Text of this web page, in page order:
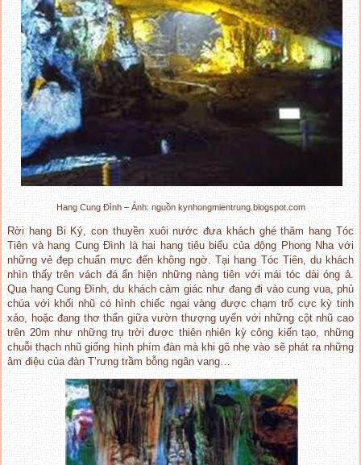
Hang Cung Đình – Ảnh: nguồn kynhongmientrung.blogspot.com
Rời hang Bi Ký, con thuyền xuôi nước đưa khách ghé thăm hang Tóc
Tiên và hang Cung Đình là hai hang tiêu biểu của động Phong Nha với
những vẻ đẹp chuẩn mực đến không ngờ. Tại hang Tóc Tiên, du khách
nhìn thấy trên vách đá ẩn hiện những nàng tiên với mái tóc dài óng ả.
Qua hang Cung Đình, du khách cảm giác như đang đi vào cung vua, phủ
chúa với khối nhũ có hình chiếc ngai vàng được chạm trổ cực kỳ tinh
xảo, hoặc đang thơ thẩn giữa vườn thượng uyển với những cột nhũ cao
trên 20m như những trụ trời được thiên nhiên kỳ công kiến tạo, những
chuỗi thạch nhũ giống hình phím đàn mà khi gõ nhẹ vào sẽ phát ra những
âm điệu của đàn T’rưng trầm bỗng ngân vang…